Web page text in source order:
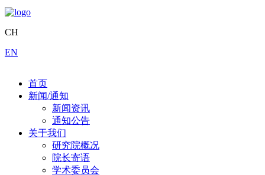
CH
EN
首页
新闻/通知
新闻资讯
通知公告
关于我们
研究院概况
院长寄语
学术委员会